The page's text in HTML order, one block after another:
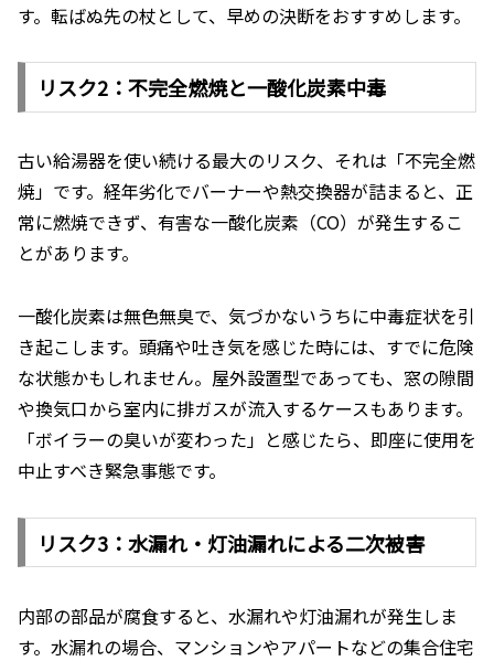
す。転ばぬ先の杖として、早めの決断をおすすめします。
リスク2：不完全燃焼と一酸化炭素中毒
古い給湯器を使い続ける最大のリスク、それは「不完全燃
焼」です。経年劣化でバーナーや熱交換器が詰まると、正
常に燃焼できず、有害な一酸化炭素（CO）が発生するこ
とがあります。
一酸化炭素は無色無臭で、気づかないうちに中毒症状を引
き起こします。頭痛や吐き気を感じた時には、すでに危険
な状態かもしれません。屋外設置型であっても、窓の隙間
や換気口から室内に排ガスが流入するケースもあります。
「ボイラーの臭いが変わった」と感じたら、即座に使用を
中止すべき緊急事態です。
リスク3：水漏れ・灯油漏れによる二次被害
内部の部品が腐食すると、水漏れや灯油漏れが発生しま
す。水漏れの場合、マンションやアパートなどの集合住宅